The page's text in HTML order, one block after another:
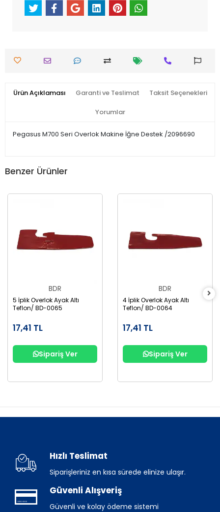
Ürün Açıklaması Garanti ve Teslimat Taksit Seçenekleri
Yorumlar
Pegasus M700 Seri Overlok Makine İğne Destek /2096690
Benzer Ürünler
BDR
5 İplik Overlok Ayak Altı
Teflon/ BD-0065
17,41 TL
Sipariş Ver
BDR
4 İplik Overlok Ayak Altı
Teflon/ BD-0064
17,41 TL
Sipariş Ver
Hızlı Teslimat
Siparişleriniz en kısa sürede elinize ulaşır.
Güvenli Alışveriş
Güvenli ve kolay ödeme sistemi